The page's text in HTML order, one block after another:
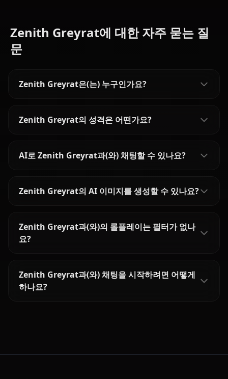
Zenith Greyrat에 대한 자주 묻는 질
문
Zenith Greyrat은(는) 누구인가요?
Zenith Greyrat의 성격은 어떤가요?
AI로 Zenith Greyrat과(와) 채팅할 수 있나요?
Zenith Greyrat의 AI 이미지를 생성할 수 있나요?
Zenith Greyrat과(와)의 롤플레이는 필터가 없나
요?
Zenith Greyrat과(와) 채팅을 시작하려면 어떻게
하나요?